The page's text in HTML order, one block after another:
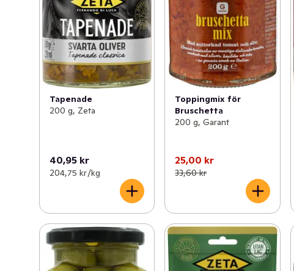
Tapenade
200 g, Zeta
40,95 kr
204,75 kr /kg
Toppingmix för
Bruschetta
200 g, Garant
25,00 kr
33,60 kr